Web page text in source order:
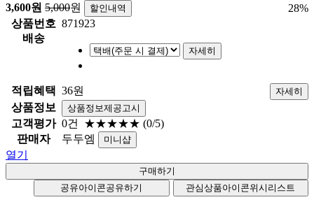
3,600원 5,000원 할인내역 28%
상품번호 871923
배송
자세히
적립혜택 36원 자세히
상품정보 상품정보제공고시
고객평가 0건 ★★★★★ (0/5)
판매자
두두엠 미니샵
열기
공유아이콘공유하기 관심상품아이콘위시리스트